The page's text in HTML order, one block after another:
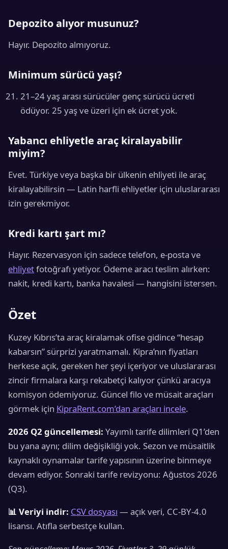
Depozito alıyor musunuz?
Hayır. Depozito almıyoruz.
Minimum sürücü yaşı?
21–24 yaş arası sürücüler genç sürücü ücreti
ödüyor. 25 yaş ve üzeri için ek ücret yok.
Yabancı ehliyetle araç kiralayabilir
miyim?
Evet. Türkiye veya başka bir ülkenin ehliyeti ile araç
kiralayabilirsin — Latin harfli ehliyetler için uluslararası
izin gerekmiyor.
Kredi kartı şart mı?
Hayır. Rezervasyon için sadece telefon, e-posta ve
ehliyetfotoğrafı yetiyor. Ödeme aracı teslim alırken:
nakit, kredi kartı, banka havalesi — hangisini istersen.
Özet
Kuzey Kıbrıs’ta araç kiralamak ofise gidince “hesap
kabarsın” sürprizi yaratmamalı. Kipra’nın fiyatları
herkese açık, gereken her şeyi içeriyor ve uluslararası
zincir firmalara karşı rekabetçi kalıyor çünkü aracıya
komisyon ödemiyoruz. Güncel filo ve müsait araçları
görmek için KipraRent.com’dan araçları incele.
2026 Q2 güncellemesi: Yayımlı tarife dilimleri Q1’den
bu yana aynı; dilim değişikliği yok. Sezon ve müsaitlik
kaynaklı oynamalar tarife yapısının üzerine binmeye
devam ediyor. Sonraki tarife revizyonu: Ağustos 2026
(Q3).
📊 Veriyi indir: CSV dosyası — açık veri, CC-BY-4.0
lisansı. Atıfla serbestçe kullan.